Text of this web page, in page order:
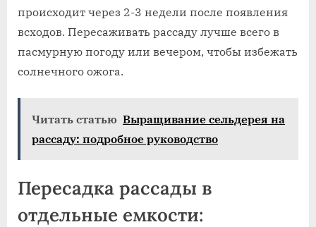
происходит через 2-3 недели после появления
всходов. Пересаживать рассаду лучше всего в
пасмурную погоду или вечером, чтобы избежать
солнечного ожога.
Читать статью Выращивание сельдерея на
рассаду: подробное руководство
Пересадка рассады в
отдельные емкости: